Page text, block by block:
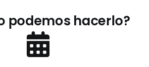
podemos hacerlo?